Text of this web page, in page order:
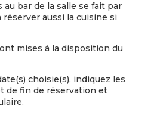
au bar de la salle se fait par
réserver aussi la cuisine si
mises à la disposition du
choisie(s), indiquez les
de fin de réservation et